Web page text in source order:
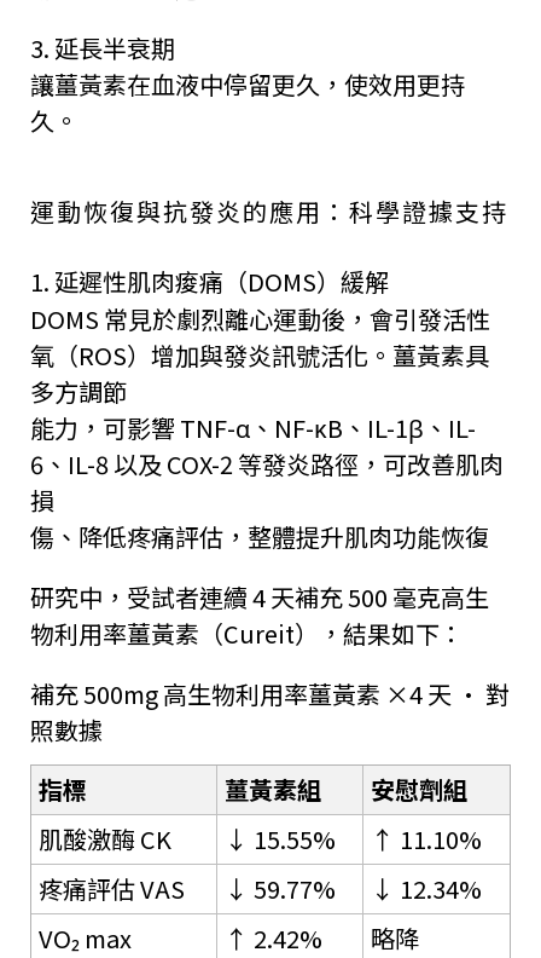
3. 延長半衰期
讓薑黃素在血液中停留更久，使效用更持
久。
運動恢復與抗發炎的應用：科學證據支持
1. 延遲性肌肉痠痛（DOMS）緩解
DOMS 常見於劇烈離心運動後，會引發活性
氧（ROS）增加與發炎訊號活化。薑黃素具
多方調節
能力，可影響 TNF-α、NF-κB、IL-1β、IL-
6、IL-8 以及 COX-2 等發炎路徑，可改善肌肉
損
傷、降低疼痛評估，整體提升肌肉功能恢復
研究中，受試者連續 4 天補充 500 毫克高生
物利用率薑黃素（Cureit），結果如下：
補充 500mg 高生物利用率薑黃素 ×4 天 · 對
照數據
指標
薑黃素組
安慰劑組
肌酸激酶 CK
↓ 15.55%
↑ 11.10%
疼痛評估 VAS
↓ 59.77%
↓ 12.34%
VO₂ max
↑ 2.42%
略降